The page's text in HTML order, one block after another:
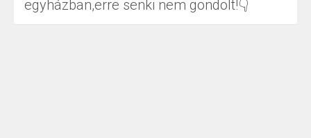
egyházban,erre senki nem gondolt!👇